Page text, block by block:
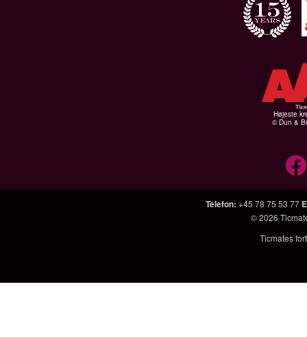
Højeste
© Dun &
Telefon: +45 78 75 53 77
© 2026
Ticmates